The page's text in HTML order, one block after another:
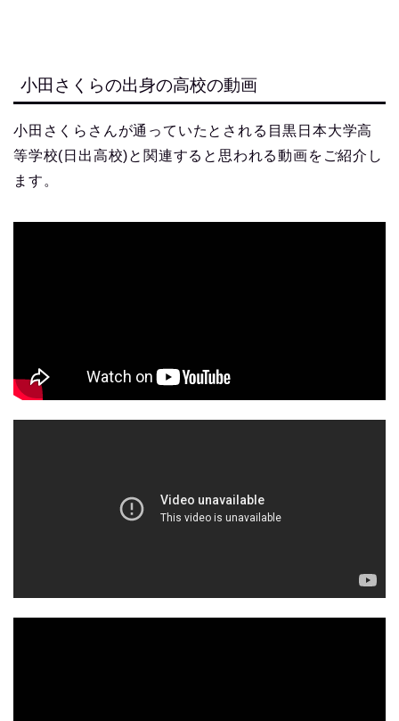
小田さくらの出身の高校の動画
小田さくらさんが通っていたとされる目黒日本大学高
等学校(日出高校)と関連すると思われる動画をご紹介し
ます。